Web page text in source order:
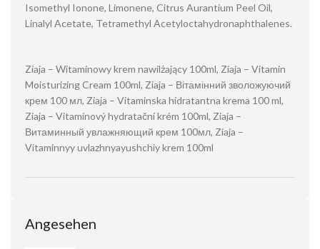
Isomethyl Ionone, Limonene, Citrus Aurantium Peel Oil,
Linalyl Acetate, Tetramethyl Acetyloctahydronaphthalenes.
Ziaja – Witaminowy krem ​​nawilżający 100ml, Ziaja – Vitamin
Moisturizing Cream 100ml, Ziaja – Вітамінний зволожуючий
крем 100 мл, Ziaja – Vitaminska hidratantna krema 100 ml,
Ziaja – Vitamínový hydratační krém 100ml, Ziaja –
Витаминный увлажняющий крем 100мл, Ziaja –
Vitaminnyy uvlazhnyayushchiy krem 100ml
Angesehen